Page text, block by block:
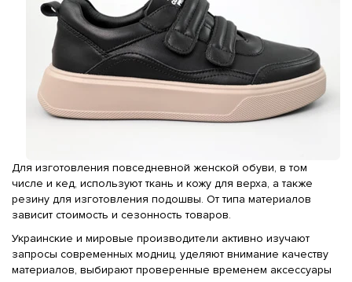
Для изготовления повседневной женской обуви, в том
числе и кед, используют ткань и кожу для верха, а также
резину для изготовления подошвы. От типа материалов
зависит стоимость и сезонность товаров.
Украинские и мировые производители активно изучают
запросы современных модниц, уделяют внимание качеству
материалов, выбирают проверенные временем аксессуары